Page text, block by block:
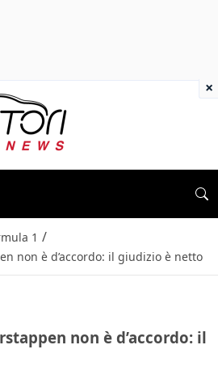
1 /
non è d’accordo: il giudizio è netto
non è d’accordo: il
×